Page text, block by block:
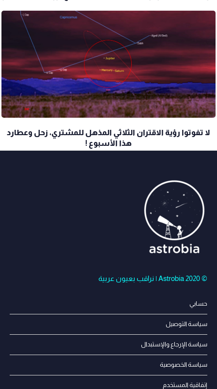
لا تفوتوا رؤية الاقتران الثلاثي المذهل للمشتري، زحل وعطارد
هذا الأسبوع !
© Astrobia 2020 | نراقب بعيون عربية
حسابي
سياسة التوصيل
سياسة الإرجاع والإستبدال
سياسة الخصوصية
إتفاقية المستخدم